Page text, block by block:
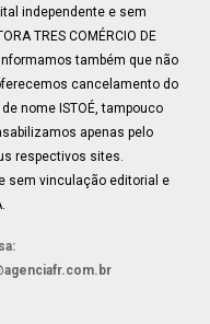
independente e sem
TRES COMÉRCIO DE
Informamos também que não
cancelamento do
nome ISTOÉ, tampouco
apenas pelo
respectivos sites.
sem vinculação editorial e